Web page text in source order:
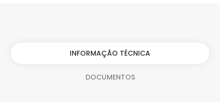
INFORMAÇÃO TÉCNICA
DOCUMENTOS